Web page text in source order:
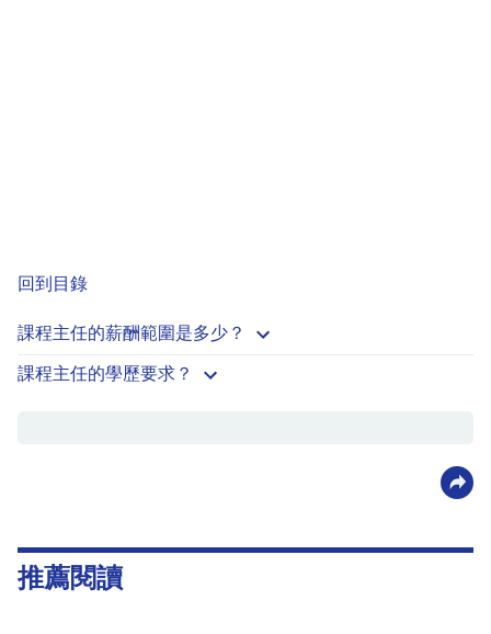
回到目錄
課程主任的薪酬範圍是多少？
課程主任的學歷要求？
推薦閱讀